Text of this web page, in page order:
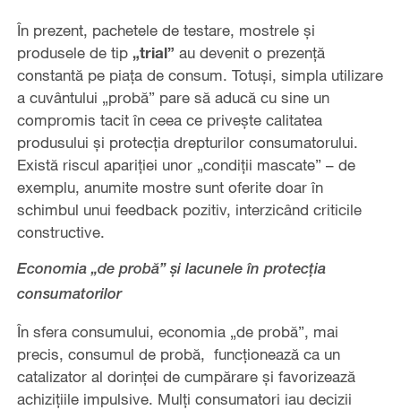
În prezent, pachetele de testare, mostrele și
produsele de tip „trial” au devenit o prezență
constantă pe piața de consum. Totuși, simpla utilizare
a cuvântului „probă” pare să aducă cu sine un
compromis tacit în ceea ce privește calitatea
produsului și protecția drepturilor consumatorului.
Există riscul apariției unor „condiții mascate” – de
exemplu, anumite mostre sunt oferite doar în
schimbul unui feedback pozitiv, interzicând criticile
constructive.
Economia „de probă” și lacunele în protecția
consumatorilor
În sfera consumului, economia „de probă”, mai
precis, consumul de probă, funcționează ca un
catalizator al dorinței de cumpărare și favorizează
achizițiile impulsive. Mulți consumatori iau decizii